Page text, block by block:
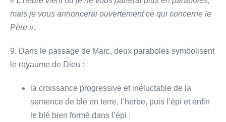
mais je vous annoncerai ouvertement ce qui concerne le
Père ».
9. Dans le passage de Marc, deux paraboles symbolisent
le royaume de Dieu :
la croissance progressive et inéluctable de la
semence de blé en terre, l’herbe, puis l’épi et enfin
le blé bien formé dans l’épi ;